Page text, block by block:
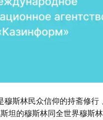
斯林民众信仰的持斋修行
坦的穆斯林同全世界穆斯